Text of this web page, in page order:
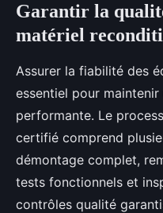
Garantir la
matériel
Assurer la fiabilité des
essentiel pour
performante. Le
certifié comprend
démontage complet,
tests fonctionnels et
contrôles qualité